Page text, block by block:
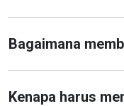
Bagaimana
Kenapa harus